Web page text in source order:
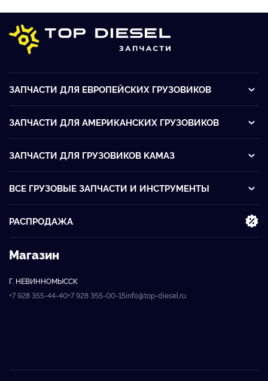
ЗАПЧАСТИ ДЛЯ ЕВРОПЕЙСКИХ ГРУЗОВИКОВ
ЗАПЧАСТИ ДЛЯ АМЕРИКАНСКИХ ГРУЗОВИКОВ
ЗАПЧАСТИ ДЛЯ ГРУЗОВИКОВ KАМАЗ
ВСЕ ГРУЗОВЫЕ ЗАПЧАСТИ И ИНСТРУМЕНТЫ
РАСПРОДАЖА
Магазин
Г. НЕВИННОМЫССК
+7 928 355-44-40+7 928 355-00-15info@top-diesel.ru